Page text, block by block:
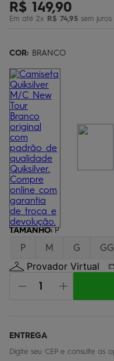
R$ 149,90
Em até 2x R$ 74,95 sem juros
COR: BRANCO
TAMANHO: P
P M G GG
Provador Virtual
º bermuda
7 º jaqueta
8º boardshort
9 º chinelo
10º